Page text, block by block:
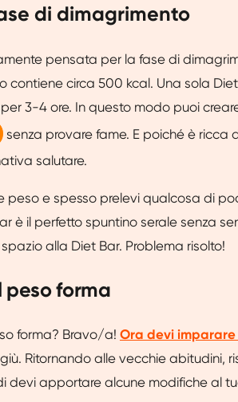
di dimagrimento
pensata per la fase di
contiene circa 500 kcal. Una sola
3-4 ore. In questo modo puoi
senza provare fame. E poiché è ricca
salutare.
peso e spesso prelevi qualcosa di
è il perfetto spuntino serale senza
alla Diet Bar. Problema risolto!
peso forma
forma? Bravo/a! Ora devi
Ritornando alle vecchie abitudini,
devi apportare alcune modifiche al